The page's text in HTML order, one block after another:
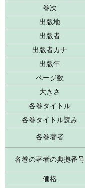
巻次
出版地
出版者
出版者カナ
出版年
ページ数
大きさ
各巻タイトル
各巻タイトル読み
各巻著者
各巻の著者の典拠番号
価格